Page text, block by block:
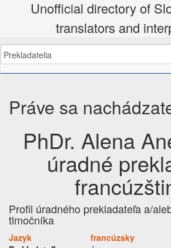
Unofficial directory of
translators and
Práve sa
PhDr. Alena
úradné
Profil úradného prekladateľa a/
tlmočníka
Jazyk
francúzsky